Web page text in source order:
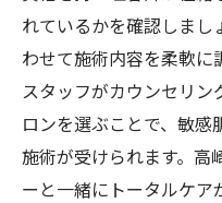
れているかを確認しまし
わせて施術内容を柔軟に
スタッフがカウンセリ
ロンを選ぶことで、敏感
施術が受けられます。高
ーと一緒にトータルケ